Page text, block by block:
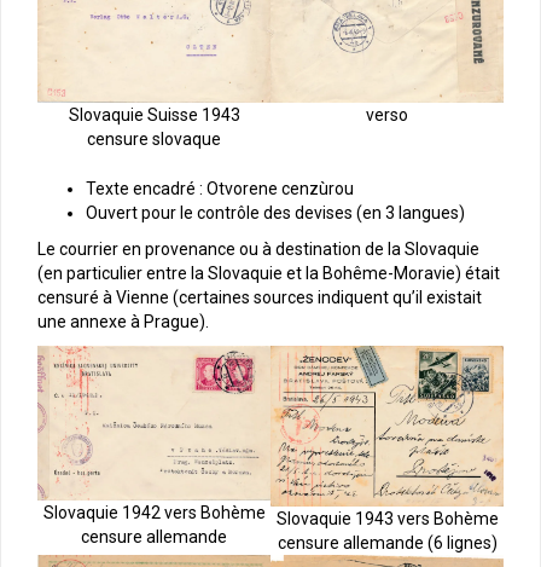
Slovaquie Suisse 1943
censure slovaque
verso
Texte encadré : Otvorene cenzùrou
Ouvert pour le contrôle des devises (en 3 langues)
Le courrier en provenance ou à destination de la Slovaquie
(en particulier entre la Slovaquie et la Bohême-Moravie) était
censuré à Vienne (certaines sources indiquent qu’il existait
une annexe à Prague).
Slovaquie 1942 vers Bohème
censure allemande
Slovaquie 1943 vers Bohème
censure allemande (6 lignes)